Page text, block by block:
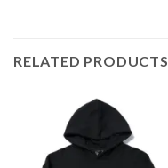
RELATED PRODUCTS